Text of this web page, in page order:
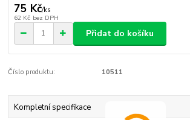
75 Kč/ks
62 Kč bez DPH
Přidat do košíku
Číslo produktu: 10511
Kompletní specifikace